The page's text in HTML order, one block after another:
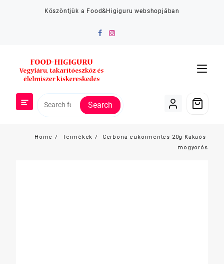
Köszöntjük a Food&Higiguru webshopjában
Search
Home Termékek
Cerbona cukormentes 20g Kakaós-
mogyorós